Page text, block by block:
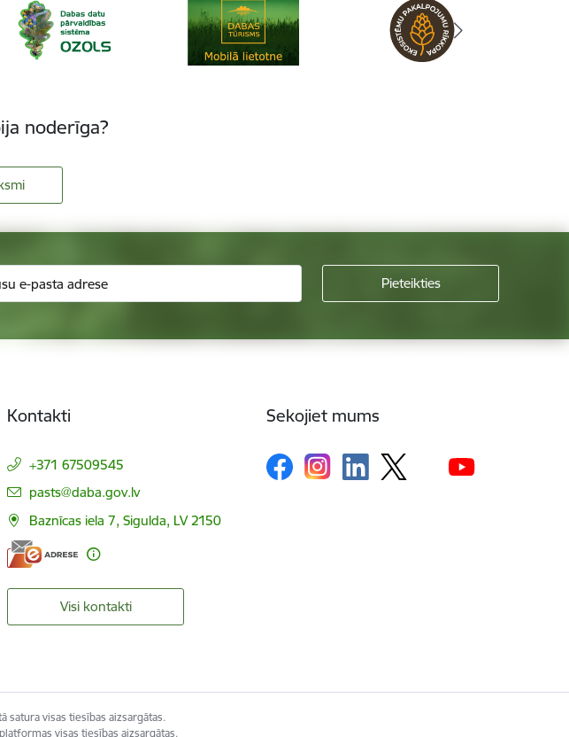
noderīga?
Kontakti
+371 67509545
E-pasts:
pasts@daba.gov.lv
Baznīcas iela 7, Sigulda, LV 2150
Visi kontakti
Sekojiet mums
satura visas tiesības aizsargātas.
visas tiesības aizsargātas.